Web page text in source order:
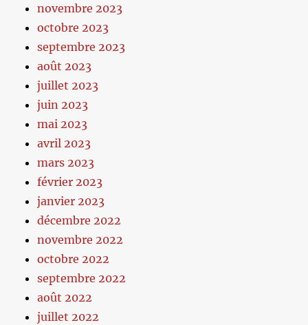
novembre 2023
octobre 2023
septembre 2023
août 2023
juillet 2023
juin 2023
mai 2023
avril 2023
mars 2023
février 2023
janvier 2023
décembre 2022
novembre 2022
octobre 2022
septembre 2022
août 2022
juillet 2022